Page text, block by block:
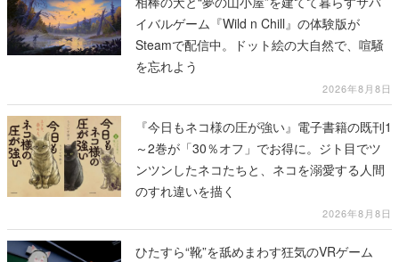
イバルゲーム『Wild n Chill』の体験版が
Steamで配信中。ドット絵の大自然で、喧騒
を忘れよう
2026年8月8日
『今日もネコ様の圧が強い』電子書籍の既刊1
～2巻が「30％オフ」でお得に。ジト目でツ
ンツンしたネコたちと、ネコを溺愛する人間
のすれ違いを描く
2026年8月8日
ひたすら“靴”を舐めまわす狂気のVRゲーム